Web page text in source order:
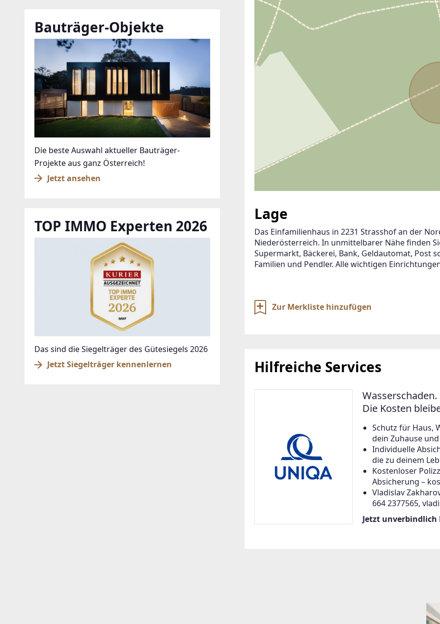
ANBIETER KONTAKTIEREN
Lage
Das Einfamilienhaus in 2231 Strasshof an der
Niederösterreich. In unmittelbarer Nähe finden
Supermarkt, Bäckerei, Bank, Geldautomat, Post
Familien und Pendler. Alle wichtigen
Zur Merkliste hinzufügen
Hilfreiche Services
Die Kosten
Schutz für Haus,
dein Zuhause
Individuelle
die zu deinem
Kostenloser
Absicherung –
Vladislav
664 2377565,
Jetzt unverbindlich
Bauträger-Objekte
Die beste Auswahl aktueller Bauträger-
Projekte aus ganz Österreich!
Jetzt ansehen
TOP IMMO Experten 2026
Das sind die Siegelträger des Gütesiegels 2026
Jetzt Siegelträger kennenlernen